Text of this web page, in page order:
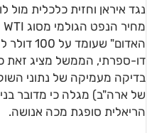
נגד איראן וחזית כלכלית מול
האדום"
דו-ספרתי, הממשל מציג זאת
של ארה"ב) מגלה כי מדובר
הריאלית סופגת מכה אנושה.